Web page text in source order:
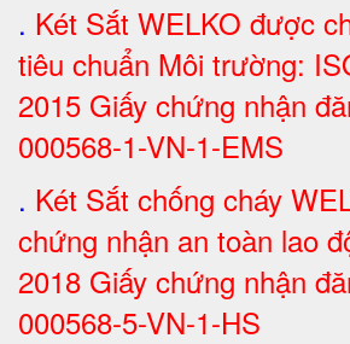
. Két Sắt WELKO được
tiêu chuẩn Môi trường:
2015 Giấy chứng nhận
000568-1-VN-1-EMS
. Két Sắt chống cháy
chứng nhận an toàn lao
2018 Giấy chứng nhận
000568-5-VN-1-HS